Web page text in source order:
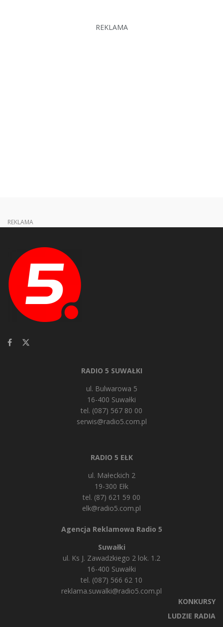
REKLAMA
REKLAMA
RADIO 5 SUWAŁKI
ul. Bulwarowa 5
16-400 Suwałki
tel. (087) 567 80 00
serwis@radio5.com.pl
RADIO 5 EŁK
ul. Małeckich 2
19-300 Ełk
tel. (87) 621 59 00
elk@radio5.com.pl
Agencja Reklamowa Radio 5
Suwałki
ul. Ks J. Zawadzkiego 2 lok. 1.2
16-400 Suwałki
tel. (087) 566 62 10
reklama.suwalki@radio5.com.pl
KONKURSY
LUDZIE RADIA